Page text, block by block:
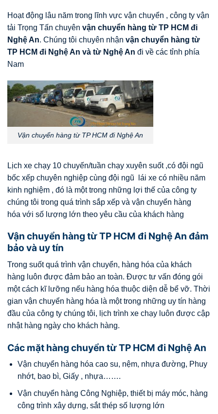
Hoạt động lâu năm trong lĩnh vực vận chuyển , công ty vận
tải Trọng Tấn chuyên vận chuyển hàng từ TP HCM đi
Nghệ An. Chúng tôi chuyên nhận vận chuyển hàng từ
TP HCM đi Nghệ An và từ Nghệ An đi về các tỉnh phía
Nam
Vận chuyển hàng từ TP HCM đi Nghệ An
Lịch xe chạy 10 chuyến/tuần chạy xuyên suốt ,có đội ngũ
bốc xếp chuyên nghiệp cùng đội ngũ lái xe có nhiều năm
kinh nghiệm , đó là một trong những lợi thế của công ty
chúng tôi trong quá trình sắp xếp và vận chuyển hàng
hóa với số lượng lớn theo yêu cầu của khách hàng
Vận chuyển hàng từ TP HCM đi Nghệ An đảm
bảo và uy tín
Trong suốt quá trình vận chuyển, hàng hóa của khách
hàng luôn được đảm bảo an toàn. Được tư vấn đóng gói
một cách kĩ lưỡng nếu hàng hóa thuộc diện dễ bể vỡ. Thời
gian vận chuyển hàng hóa là một trong những uy tín hàng
đầu của công ty chúng tôi, lịch trình xe chạy luôn được cập
nhật hàng ngày cho khách hàng.
Các mặt hàng chuyển từ TP HCM đi Nghệ An
Vận chuyển hàng hóa cao su, nệm, nhựa đường, Phuy
nhớt, bao bì, Giấy , nhựa…….
Vận chuyển hàng Công Nghiệp, thiết bị máy móc, hàng
công trình xây dựng, sắt thép số lượng lớn